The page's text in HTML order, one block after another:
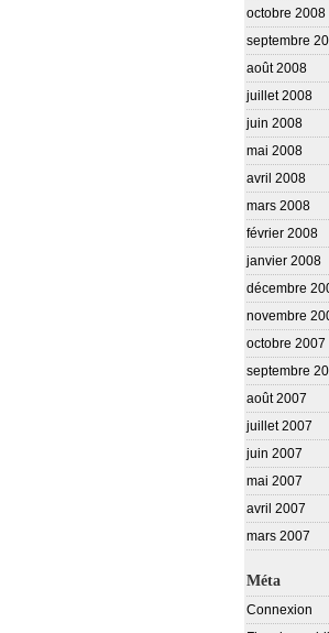
octobre 2008
septembre
août 2008
juillet 2008
juin 2008
mai 2008
avril 2008
mars 2008
février 2008
janvier 2008
décembre
novembre
octobre 2007
septembre
août 2007
juillet 2007
juin 2007
mai 2007
avril 2007
mars 2007
Méta
Connexion